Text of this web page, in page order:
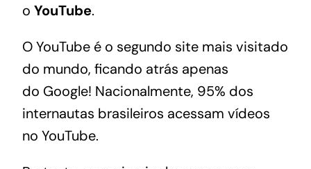
o YouTube.
O YouTube é o segundo site mais visitado
do mundo, ficando atrás apenas
do Google! Nacionalmente, 95% dos
internautas brasileiros acessam vídeos
no YouTube.